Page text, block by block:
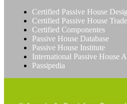
Certified Passive House
Certified Passive House
Certified Componentes
Passive House Database
Passive House Institute
International Passive House
Passipedia